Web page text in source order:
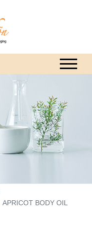
APRICOT BODY OIL